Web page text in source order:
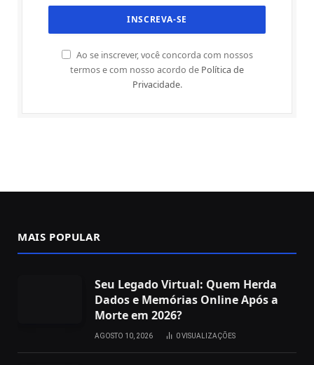
Ao se inscrever, você concorda com nossos
termos e com nosso acordo de Política de
Privacidade.
MAIS POPULAR
Seu Legado Virtual: Quem Herda
Dados e Memórias Online Após a
Morte em 2026?
AGOSTO 10, 2026 0VISUALIZAÇÕES